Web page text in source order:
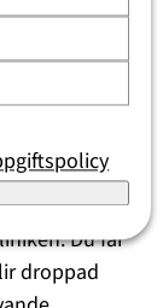
samma dag.
Du får
droppad